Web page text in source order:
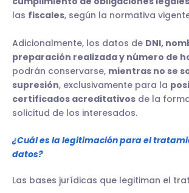
las fiscales, según la normativa
Adicionalmente, los datos de DNI,
preparación realizada y número de
podrán conservarse, mientras no se
supresión, exclusivamente para la
certificados acreditativos de la
solicitud de los interesados.
¿Cuál es la legitimación para el
datos?
Las bases jurídicas que legitiman el